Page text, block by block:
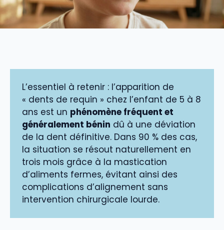
L’essentiel à retenir : l’apparition de
« dents de requin » chez l’enfant de 5 à 8
ans est un phénomène fréquent et
généralement bénin dû à une déviation
de la dent définitive. Dans 90 % des cas,
la situation se résout naturellement en
trois mois grâce à la mastication
d’aliments fermes, évitant ainsi des
complications d’alignement sans
intervention chirurgicale lourde.